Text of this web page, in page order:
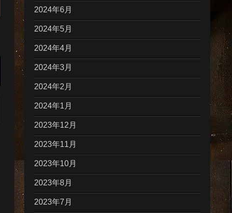
2024年6月
2024年5月
2024年4月
2024年3月
2024年2月
2024年1月
2023年12月
2023年11月
2023年10月
2023年8月
2023年7月